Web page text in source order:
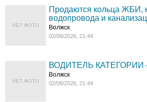
НЕТ ФОТО
Продаются кольца ЖБИ,
водопровода и
Волжск
02/08/2026, 21:44
НЕТ ФОТО
ВОДИТЕЛЬ КАТЕГОРИИ
Волжск
02/08/2026, 21:44